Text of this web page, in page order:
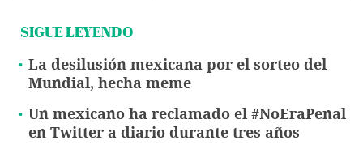
SIGUE LEYENDO
La desilusión mexicana por el sorteo del
Mundial, hecha meme
Un mexicano ha reclamado el #NoEraPenal
en Twitter a diario durante tres años